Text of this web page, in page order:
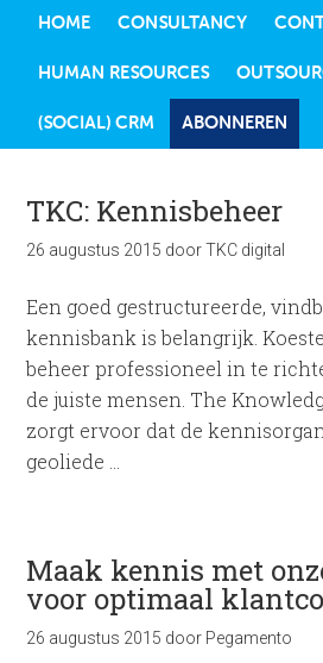
HOME CONSULTANCY
HUMAN RESOURCES
(SOCIAL) CRM ABONNEREN
TKC: Kennisbeheer
26 augustus 2015 doorTKC digital
Een goed gestructureerde,
kennisbank is belangrijk.
beheer professioneel in te
de juiste mensen. The
zorgt ervoor dat de
geoliede …
Maak kennis met
voor optimaal
26 augustus 2015 door Pegamento